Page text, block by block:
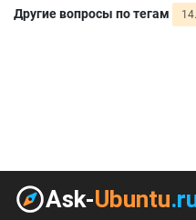
Другие вопросы по тегам